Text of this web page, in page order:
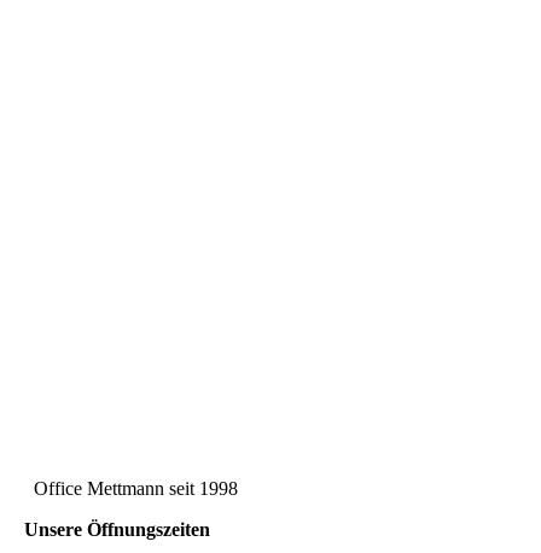
Office Mettmann seit 1998
Unsere Öffnungszeiten